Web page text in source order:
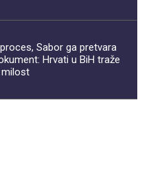
Sabor ga pretvara
Hrvati u BiH traže
milost